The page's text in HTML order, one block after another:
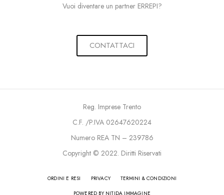
Vuoi diventare un partner ERREPI?
CONTATTACI
Reg. Imprese Trento
C.F. /P.IVA 02647620224
Numero REA TN – 239786
Copyright © 2022. Diritti Riservati
ORDINI E RESI PRIVACY
TERMINI & CONDIZIONI
POWERED BY NITIDA IMMAGINE